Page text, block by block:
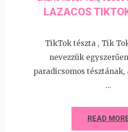
LAZACOS
TikTok tészta , Tik
nevezzük
paradicsomos
…
READ